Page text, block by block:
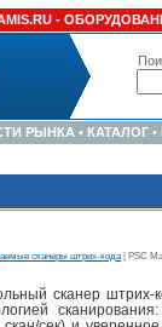
-
РЫНКА • КАТАЛОГ •
сканеры штрих-кода| PSC
сканер